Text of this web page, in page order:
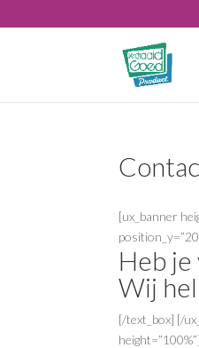
[ux_banner
Heb je
Wij
[/text_box] [/
height=”100%”]